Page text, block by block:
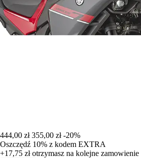
444,00 zł 355,00 zł -20%
Oszczędź 10% z kodem EXTRA
+17,75 złotrzymasz na kolejne zamowienie